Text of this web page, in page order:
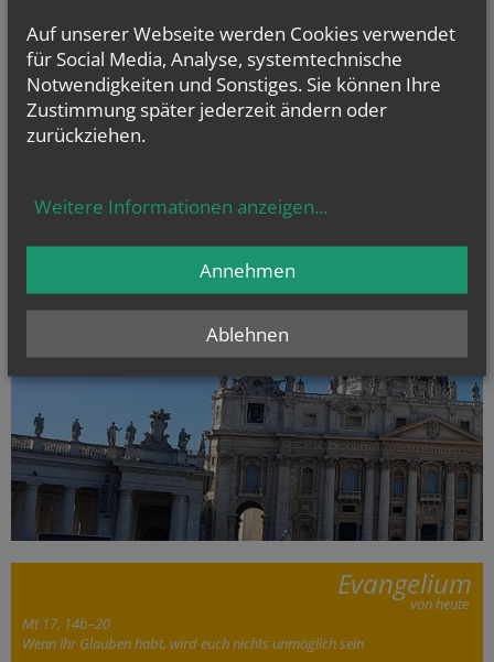
Evangelium
von heute
Mt 17, 14b–20
Wenn ihr Glauben habt, wird euch nichts unmöglich sein
Auf unserer Webseite werden Cookies verwendet
für Social Media, Analyse, systemtechnische
Notwendigkeiten und Sonstiges. Sie können Ihre
Zustimmung später jederzeit ändern oder
zurückziehen.
Weitere Informationen anzeigen...
Ablehnen
Annehmen